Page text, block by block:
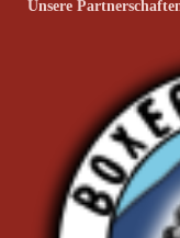
Unsere